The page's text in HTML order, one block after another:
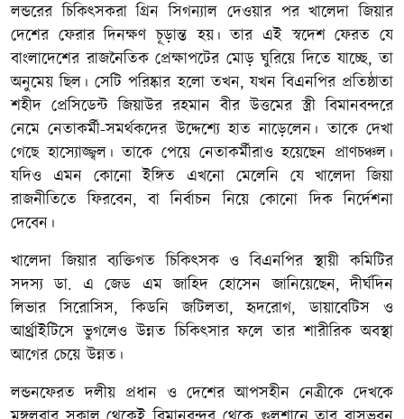
লন্ডরের চিকিৎসকরা গ্রিন সিগন্যাল দেওয়ার পর খালেদা জিয়ার
দেশের ফেরার দিনক্ষণ চূড়ান্ত হয়। তার এই স্বদেশ ফেরত যে
বাংলাদেশের রাজনৈতিক প্রেক্ষাপটের মোড় ঘুরিয়ে দিতে যাচ্ছে, তা
অনুমেয় ছিল। সেটি পরিষ্কার হলো তখন, যখন বিএনপির প্রতিষ্ঠাতা
শহীদ প্রেসিডেন্ট জিয়াউর রহমান বীর উত্তমের স্ত্রী বিমানবন্দরে
নেমে নেতাকর্মী-সমর্থকদের উদ্দেশ্যে হাত নাড়েলেন। তাকে দেখা
গেছে হাস্যোজ্জ্বল। তাকে পেয়ে নেতাকর্মীরাও হয়েছেন প্রাণচঞ্চল।
যদিও এমন কোনো ইঙ্গিত এখনো মেলেনি যে খালেদা জিয়া
রাজনীতিতে ফিরবেন, বা নির্বাচন নিয়ে কোনো দিক নির্দেশনা
দেবেন।
খালেদা জিয়ার ব্যক্তিগত চিকিৎসক ও বিএনপির স্থায়ী কমিটির
সদস্য ডা. এ জেড এম জাহিদ হোসেন জানিয়েছেন, দীর্ঘদিন
লিভার সিরোসিস, কিডনি জটিলতা, হৃদরোগ, ডায়াবেটিস ও
আর্থ্রাইটিসে ভুগলেও উন্নত চিকিৎসার ফলে তার শারীরিক অবস্থা
আগের চেয়ে উন্নত।
লন্ডনফেরত দলীয় প্রধান ও দেশের আপসহীন নেত্রীকে দেখকে